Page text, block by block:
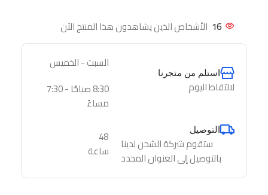
16 الأشخاص الذين يشاهدون هذا المنتج الآن
استلم من متجرنا
لالتقاط اليوم
السبت - الخميس
8:30 صباحًا - 7:30
مساءً
التوصيل
ستقوم شركة الشحن لدينا
بالتوصيل إلى العنوان المحدد
48
ساعة